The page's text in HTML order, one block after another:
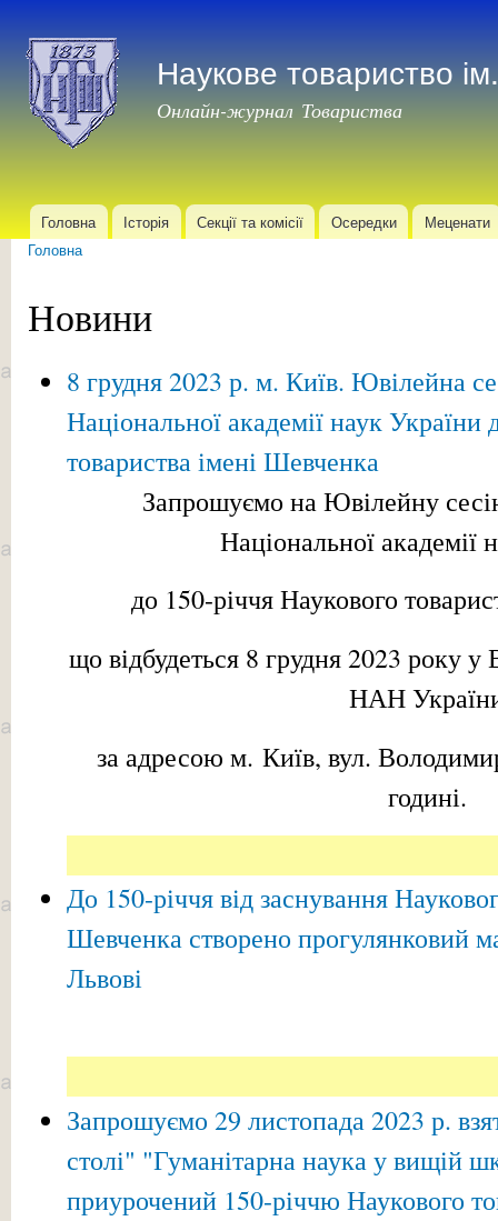
Наукове товариство
Онлайн-журнал Товариства
Головне меню
Головна Історія Секції та комісії Осередки Меценати
Головна
Новини
8 грудня 2023 р. м. Київ. Ювілейна
Національної академії наук України
товариства імені Шевченка
Запрошуємо на Ювілейну
Національної академії
до 150-річчя Наукового
що відбудеться 8 грудня 2023 року
НАН
за адресою м. Київ, вул.
годині.
До 150-річчя від заснування
Шевченка створено
Львові
Запрошуємо 29 листопада 2023 р.
столі" "Гуманітарна наука у вищій
приурочений 150-річчю Наукового